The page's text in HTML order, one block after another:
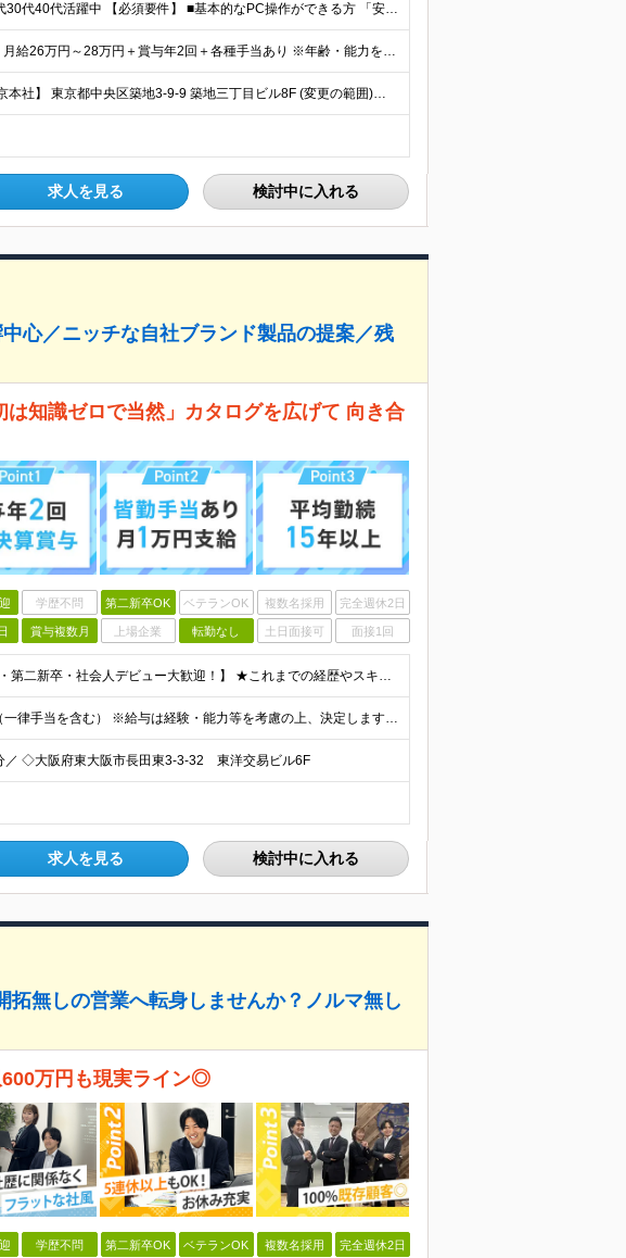
★未経験歓迎 ★学歴不問 ★20代30代40代活躍中 【必須要件】 ■基本的なPC操作ができる方 「安定企業で長く安心して働きたい」 「将来に役立つ事務スキルを身につけたい」 そんな想いを持った方
★未経験でも月給26万円以上！ 月給26万円～28万円＋賞与年2回＋各種手当あり ※年齢・能力を考慮の上、決定いたします。 ※残業代は全額別途支給します ※試用期間3ヶ月あり。期間中の給与・待遇の差
★「築地駅」から徒歩1分 【東京本社】 東京都中央区築地3-9-9 築地三丁目ビル8F (変更の範囲)上記を除く当社関連勤務地
求人を見る 検討中に入れる
心／ニッチな自社ブランド製品の提案／残
知識ゼロで当然」カタログを広げて 向き合
学歴不問 第二新卒OK ベテランOK 複数名採用 完全週休2日
賞与複数月 上場企業 転勤なし 土日面接可 面接1回
【意欲重視の採用！営業未経験・第二新卒・社会人デビュー大歓迎！】 ★これまでの経歴やスキルは一切問いません。 16名の中途メンバーのうち10名が「初めての正社員」として入社し、 大活躍しています！
◎月給250,000円～350,000円（一律手当を含む） ※給与は経験・能力等を考慮の上、決定します。 ■昇給：1回（4月） ■賞与：年2回（6月、12月） ※業績に応じて支給／10期連続で支給実
／ ◇大阪府東大阪市長田東3-3-32 東洋交易ビル6F
求人を見る 検討中に入れる
無しの営業へ転身しませんか？ノルマ無し
万円も現実ライン◎
学歴不問 第二新卒OK ベテランOK 複数名採用 完全週休2日